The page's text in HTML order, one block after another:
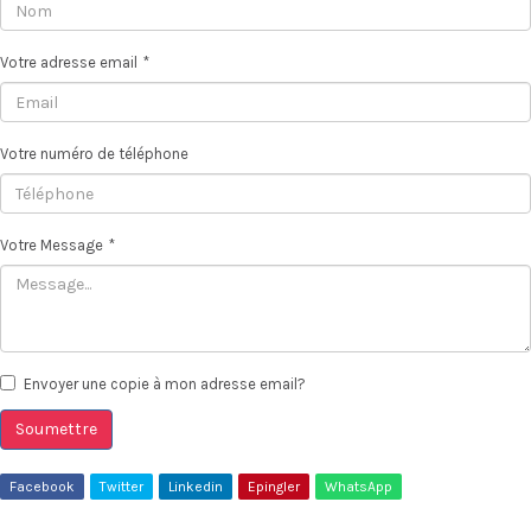
Votre adresse email *
Votre numéro de téléphone
Votre Message *
Envoyer une copie à mon adresse email?
Soumettre
Facebook Twitter Linkedin Epingler WhatsApp